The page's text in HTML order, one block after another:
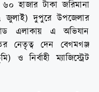
হাজার টাকা জরিমানা
জুলাই) দুপুরে উপজেলার
এলাকায় এ অভিযান
নেতৃত্ব দেন বেগমগঞ্জ
নির্বাহী ম্যাজিস্ট্রেট